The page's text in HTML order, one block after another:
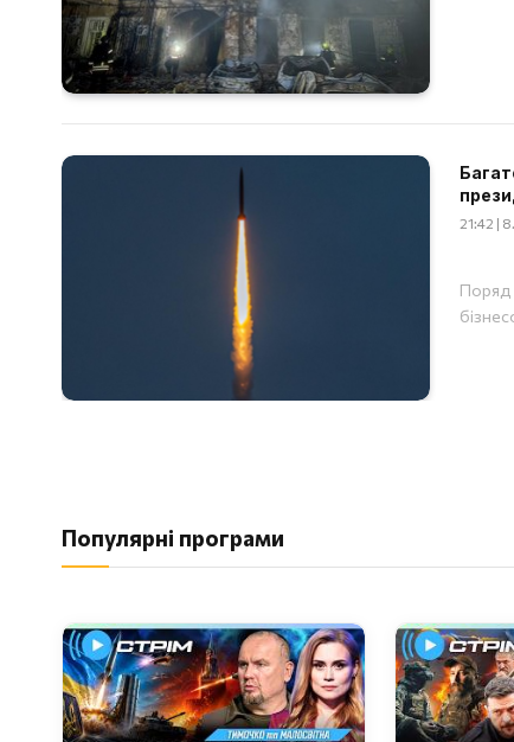
21:42 |
Поряд
Популярні програми